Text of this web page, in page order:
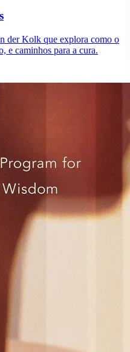
der Kolk que explora como o
e caminhos para a cura.